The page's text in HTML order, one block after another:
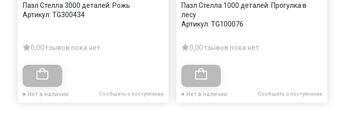
Пазл Стелла 3000 деталей: Рожь
Артикул: TG300434
0,0Отзывов пока нет
Нет в наличии Сообщить о поступлении
Пазл Стелла 1000 деталей: Прогулка в
лесу
Артикул: TG100076
0,0Отзывов пока нет
Нет в наличии Сообщить о поступлении